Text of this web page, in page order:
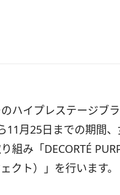
ハイプレステージブ
11月25日までの期間
組み「DECORTÉ
クト）」を行います。